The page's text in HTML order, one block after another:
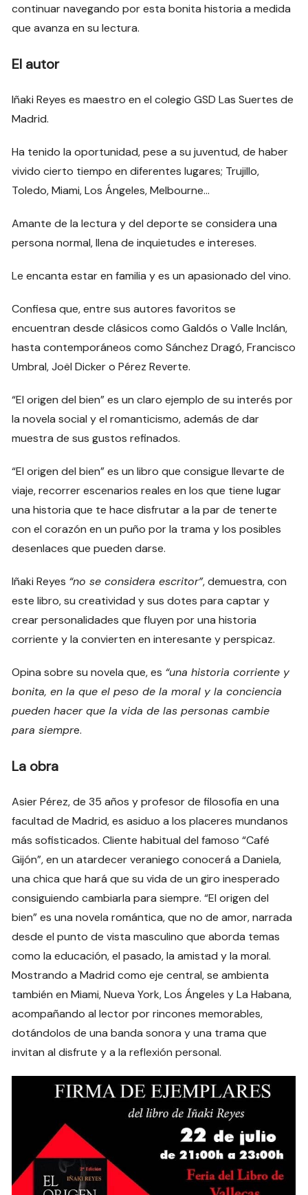
continuar navegando por esta bonita historia a medida
que avanza en su lectura.
El autor
Iñaki Reyes es maestro en el colegio GSD Las Suertes de
Madrid.
Ha tenido la oportunidad, pese a su juventud, de haber
vivido cierto tiempo en diferentes lugares; Trujillo,
Toledo, Miami, Los Ángeles, Melbourne…
Amante de la lectura y del deporte se considera una
persona normal, llena de inquietudes e intereses.
Le encanta estar en familia y es un apasionado del vino.
Confiesa que, entre sus autores favoritos se
encuentran desde clásicos como Galdós o Valle Inclán,
hasta contemporáneos como Sánchez Dragó, Francisco
Umbral, Joël Dicker o Pérez Reverte.
“El origen del bien” es un claro ejemplo de su interés por
la novela social y el romanticismo, además de dar
muestra de sus gustos refinados.
“El origen del bien” es un libro que consigue llevarte de
viaje, recorrer escenarios reales en los que tiene lugar
una historia que te hace disfrutar a la par de tenerte
con el corazón en un puño por la trama y los posibles
desenlaces que pueden darse.
Iñaki Reyes “no se considera escritor”, demuestra, con
este libro, su creatividad y sus dotes para captar y
crear personalidades que fluyen por una historia
corriente y la convierten en interesante y perspicaz.
Opina sobre su novela que, es “una historia corriente y
bonita, en la que el peso de la moral y la conciencia
pueden hacer que la vida de las personas cambie
para siempre.
La obra
Asier Pérez, de 35 años y profesor de filosofía en una
facultad de Madrid, es asiduo a los placeres mundanos
más sofisticados. Cliente habitual del famoso “Café
Gijón”, en un atardecer veraniego conocerá a Daniela,
una chica que hará que su vida de un giro inesperado
consiguiendo cambiarla para siempre. “El origen del
bien” es una novela romántica, que no de amor, narrada
desde el punto de vista masculino que aborda temas
como la educación, el pasado, la amistad y la moral.
Mostrando a Madrid como eje central, se ambienta
también en Miami, Nueva York, Los Ángeles y La Habana,
acompañando al lector por rincones memorables,
dotándolos de una banda sonora y una trama que
invitan al disfrute y a la reflexión personal.